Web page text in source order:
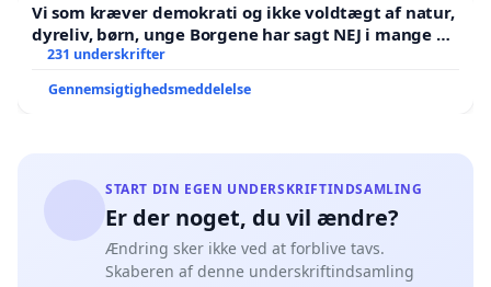
Vi som kræver demokrati og ikke voldtægt af natur,
dyreliv, børn, unge Borgene har sagt NEJ i mange år.
Der er
231 underskrifter
Gennemsigtighedsmeddelelse
START DIN EGEN UNDERSKRIFTINDSAMLING
Er der noget, du vil ændre?
Ændring sker ikke ved at forblive tavs.
Skaberen af denne underskriftindsamling